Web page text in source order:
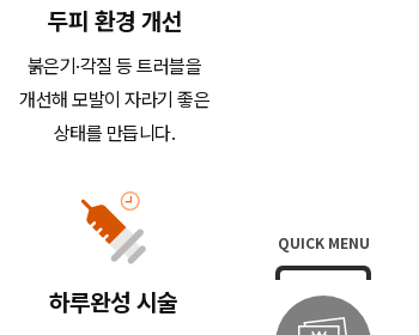
두피 환경 개선
붉은기·각질 등 트러블을
개선해 모발이 자라기 좋은
상태를 만듭니다.
하루완성 시술
QUICK MENU